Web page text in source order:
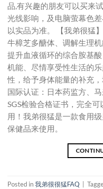
品,有兴趣的朋友可以买来
光线影响，及电脑萤幕色
以实品为准。 【我弟很猛
牛樟芝多醣体、调解生理
提升血液循环的综合胺基
机能、尽情享受性生活的
性，给予身体能量的补充
国际认证：日本药监方、
SGS检验合格证书，完全
用！我弟很猛是一款食用
保健品来使用。
Posted in我弟很很猛FAQ